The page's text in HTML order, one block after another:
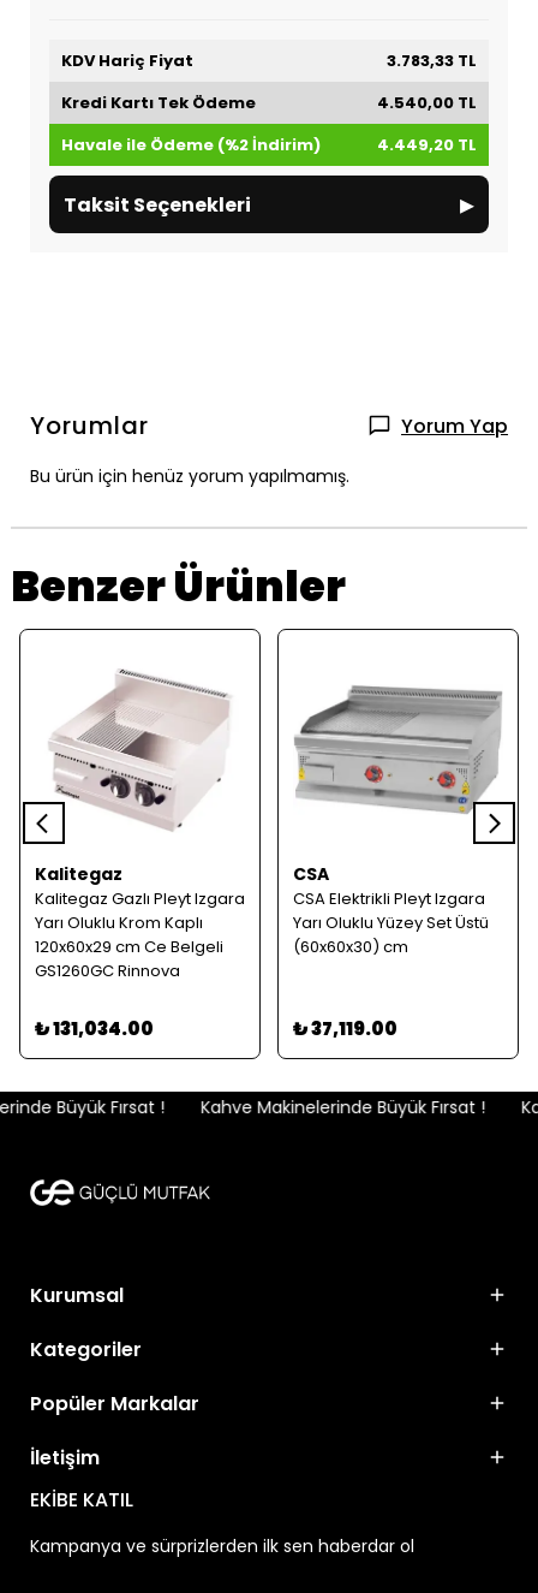
KDV Hariç Fiyat
3.783,33 TL
Kredi Kartı Tek Ödeme
4.540,00 TL
Havale ile Ödeme (%2 İndirim)
4.449,20 TL
Taksit Seçenekleri ▸
Yorumlar Yorum Yap
Bu ürün için henüz yorum yapılmamış.
Benzer Ürünler
Kalitegaz
Kalitegaz Gazlı Pleyt Izgara
Yarı Oluklu Krom Kaplı
120x60x29 cm Ce Belgeli
GS1260GC Rinnova
₺ 131,034.00
CSA
CSA Elektrikli Pleyt Izgara
Yarı Oluklu Yüzey Set Üstü
(60x60x30) cm
₺ 37,119.00
Büyük Fırsat ! Kahve Makinelerinde Büyük Fırsat !
Kurumsal
Kategoriler
Popüler Markalar
İletişim
EKİBE KATIL
Kampanya ve sürprizlerden ilk sen haberdar ol